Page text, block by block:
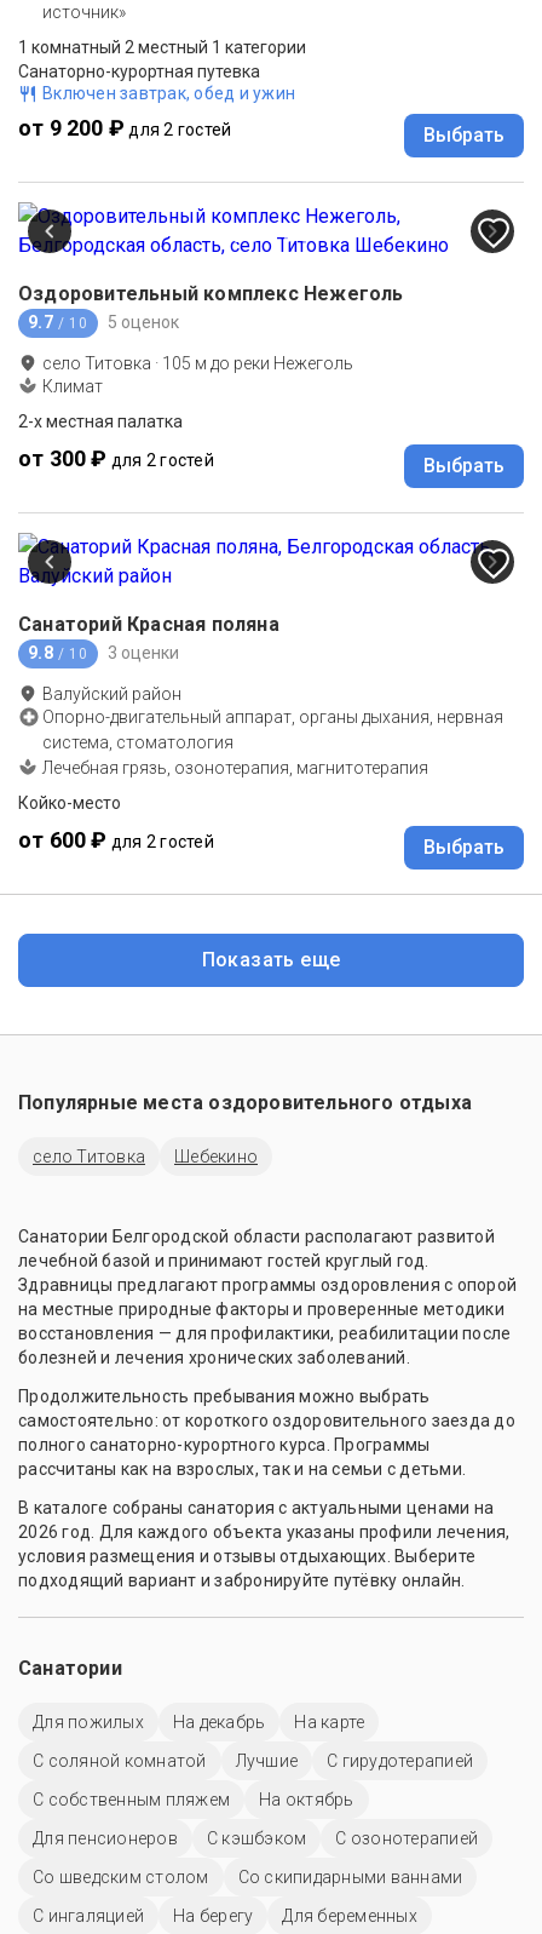
источник»
1 комнатный 2 местный 1 категории
Санаторно-курортная путевка
Включен завтрак, обед и ужин
от 9 200 ₽ для 2 гостей Выбрать
Оздоровительный комплекс Нежеголь
9.7 / 10 5 оценок
село Титовка · 105 м до реки Нежеголь
Климат
2-х местная палатка
от 300 ₽ для 2 гостей Выбрать
Санаторий Красная поляна
9.8 / 10 3 оценки
Валуйский район
Опорно-двигательный аппарат, органы дыхания, нервная
система, стоматология
Лечебная грязь, озонотерапия, магнитотерапия
Койко-место
от 600 ₽ для 2 гостей Выбрать
Показать еще
Популярные места оздоровительного отдыха
село Титовка Шебекино
Санатории Белгородской области располагают развитой
лечебной базой и принимают гостей круглый год.
Здравницы предлагают программы оздоровления с опорой
на местные природные факторы и проверенные методики
восстановления — для профилактики, реабилитации после
болезней и лечения хронических заболеваний.
Продолжительность пребывания можно выбрать
самостоятельно: от короткого оздоровительного заезда до
полного санаторно-курортного курса. Программы
рассчитаны как на взрослых, так и на семьи с детьми.
В каталоге собраны санатория с актуальными ценами на
2026 год. Для каждого объекта указаны профили лечения,
условия размещения и отзывы отдыхающих. Выберите
подходящий вариант и забронируйте путёвку онлайн.
Санатории
Для пожилых На декабрь
На карте
С соляной комнатой
Лучшие
С гирудотерапией
С собственным пляжем
На октябрь
Для пенсионеров
С кэшбэком
С озонотерапией
Со шведским столом
Со скипидарными ваннами
С ингаляцией
На берегу Для беременных